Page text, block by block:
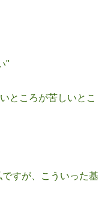
"
ところが苦しいとこ
すが、こういった基